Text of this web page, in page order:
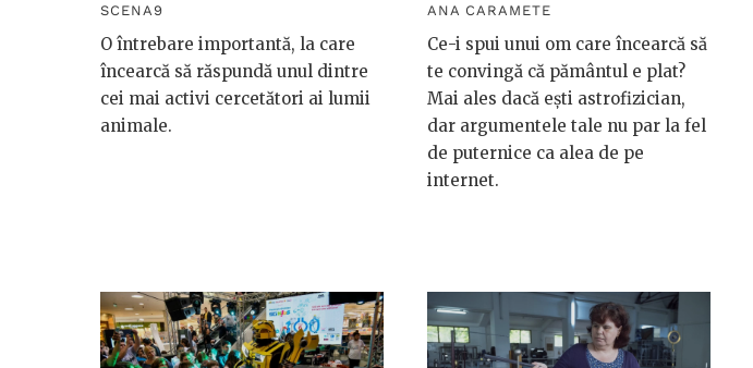
SCENA9
O întrebare importantă, la care
încearcă să răspundă unul dintre
cei mai activi cercetători ai lumii
animale.
ANA CARAMETE
Ce-i spui unui om care încearcă să
te convingă că pământul e plat?
Mai ales dacă ești astrofizician,
dar argumentele tale nu par la fel
de puternice ca alea de pe
internet.